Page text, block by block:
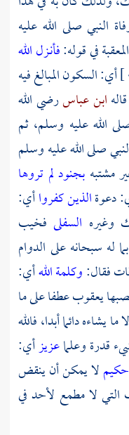
النبي صلى الله عليه
في قوله:فأنـزل الله
أي: السكون المبالغ فيه
ابن عباسرضي الله
الله عليه وسلم، ثم
صلى الله عليه وسلم
مشتبه بجنود لم تروها
دعوةالذين كفرواأي:
وغيره السفلى فخيب
له سبحانه على الدوام
فقال:وكلمة اللهأي:
يعقوبعطفا على ما
يشاءه دائما أبدا، فالله
قدرة وعلماعزيزأي:
حكيملا يمكن أن ينقض
لا مطمع لأحد في